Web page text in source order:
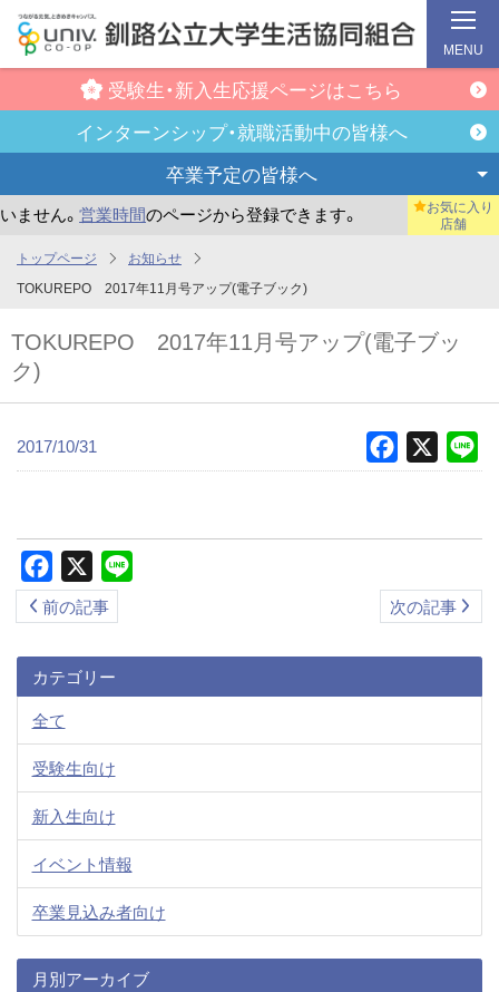
コ
ン
テ
受験生・新入生応援ページはこちら
インターンシップ・就職活動中の皆様へ
卒業予定の皆様へ
せん。営業時間のページから登録できます。 まだお気に
お気に入り
店舗
MENU
トップページ
お知らせ
TOKUREPO 2017年11月号アップ(電子ブック)
TOKUREPO 2017年11月号アップ(電子ブッ
ク)
2017/10/31 Facebook
Facebook
前の記事 次の記事
カテゴリー
全て
受験生向け
新入生向け
イベント情報
卒業見込み者向け
月別アーカイブ